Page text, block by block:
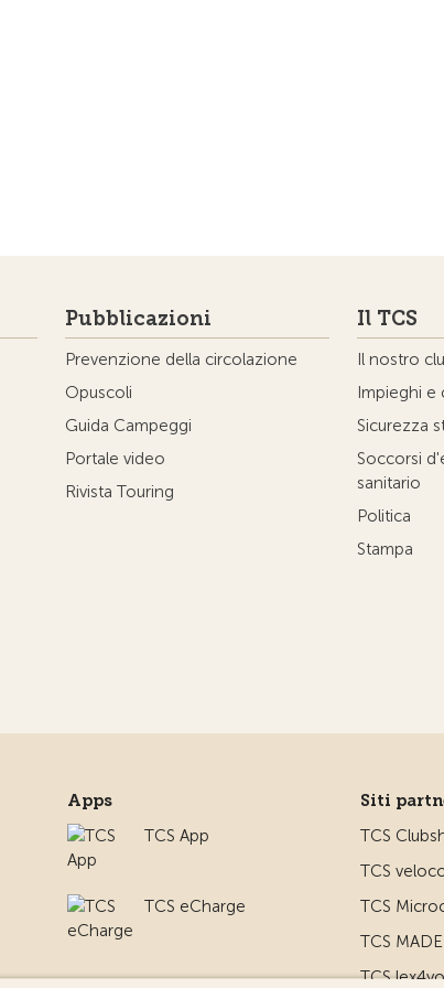
Pubblicazioni
Prevenzione della circolazione
Opuscoli
Guida Campeggi
Portale video
Rivista Touring
Il TCS
Il nostro
Impieghi e
Sicurezza
Soccorsi
sanitario
Politica
Stampa
Apps
TCS App
TCS eCharge
Siti
TCS
TCS
TCS
TCS
TCS